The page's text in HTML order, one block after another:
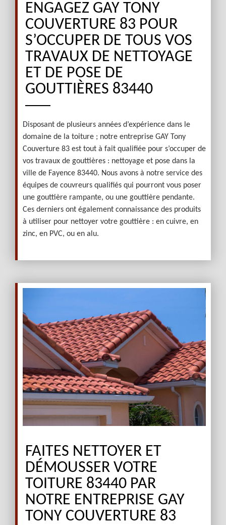
ENGAGEZ GAY TONY
COUVERTURE 83 POUR
S’OCCUPER DE TOUS VOS
TRAVAUX DE NETTOYAGE
ET DE POSE DE
GOUTTIÈRES 83440
Disposant de plusieurs années d’expérience dans le
domaine de la toiture ; notre entreprise GAY Tony
Couverture 83 est tout à fait qualifiée pour s’occuper de
vos travaux de gouttières : nettoyage et pose dans la
ville de Fayence 83440. Nous avons à notre service des
équipes de couvreurs qualifiés qui pourront vous poser
une gouttière rampante, ou une gouttière pendante.
Ces derniers ont également connaissance des produits
à utiliser pour nettoyer votre gouttière : en cuivre, en
zinc, en PVC, ou en alu.
FAITES NETTOYER ET
DÉMOUSSER VOTRE
TOITURE 83440 PAR
NOTRE ENTREPRISE GAY
TONY COUVERTURE 83